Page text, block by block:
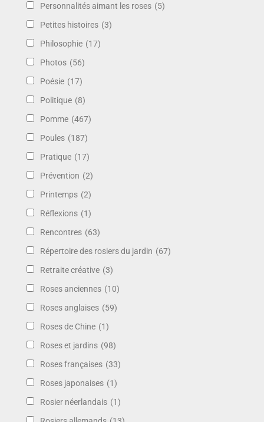
Personnalités aimant les roses (5)
Petites histoires (3)
Philosophie (17)
Photos (56)
Poésie (17)
Politique (8)
Pomme (467)
Poules (187)
Pratique (17)
Prévention (2)
Printemps (2)
Réflexions (1)
Rencontres (63)
Répertoire des rosiers du jardin (67)
Retraite créative (3)
Roses anciennes (10)
Roses anglaises (59)
Roses de Chine (1)
Roses et jardins (98)
Roses françaises (33)
Roses japonaises (1)
Rosier néerlandais (1)